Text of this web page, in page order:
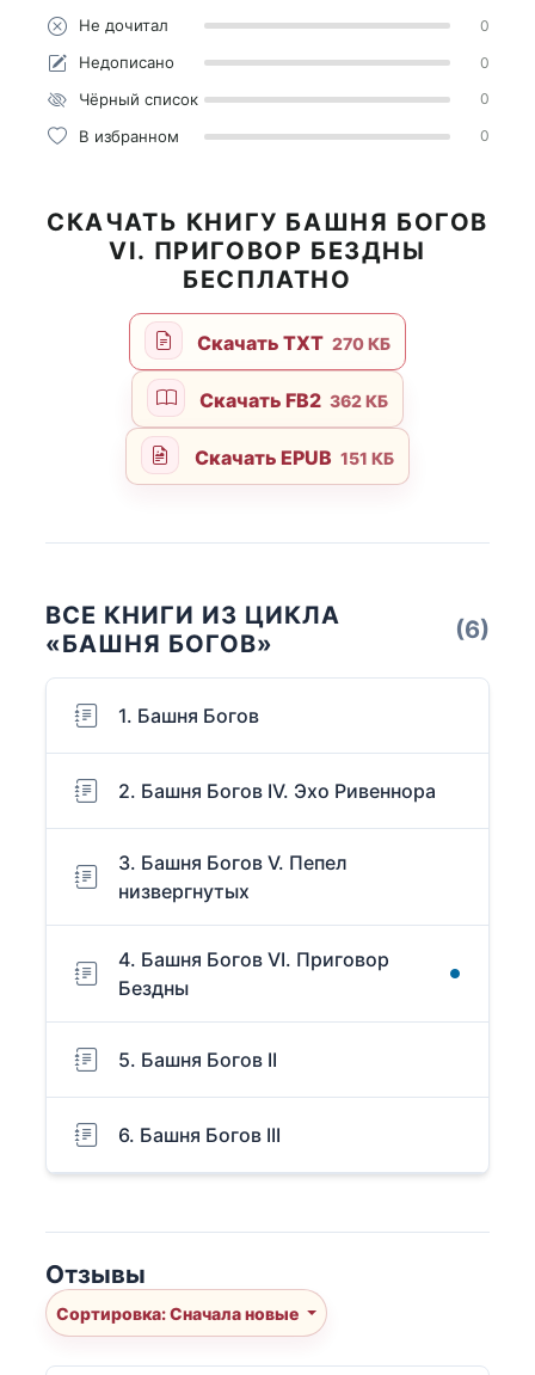
Не дочитал 0
Недописано 0
Чёрный список 0
В избранном 0
СКАЧАТЬ КНИГУ БАШНЯ БОГОВ
VI. ПРИГОВОР БЕЗДНЫ
БЕСПЛАТНО
Скачать TXT 270 КБ
Скачать FB2 362 КБ
Скачать EPUB 151 КБ
ВСЕ КНИГИ ИЗ ЦИКЛА
«БАШНЯ БОГОВ»
(6)
1. Башня Богов
2. Башня Богов IV. Эхо Ривеннора
3. Башня Богов V. Пепел
низвергнутых
4. Башня Богов VI. Приговор
Бездны
5. Башня Богов II
6. Башня Богов III
Отзывы
Сортировка: Сначала новые